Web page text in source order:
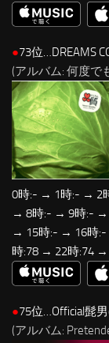
●73位…DREAMS
(アルバム: 何度で
0時:- → 1時:- → 2
→ 8時:- → 9時:- →
→ 15時:- → 16時
時:78 → 22時:74 →
●75位…Official髭
(アルバム: